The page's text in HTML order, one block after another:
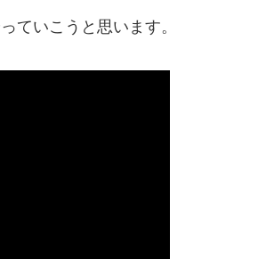
ていこうと思います。